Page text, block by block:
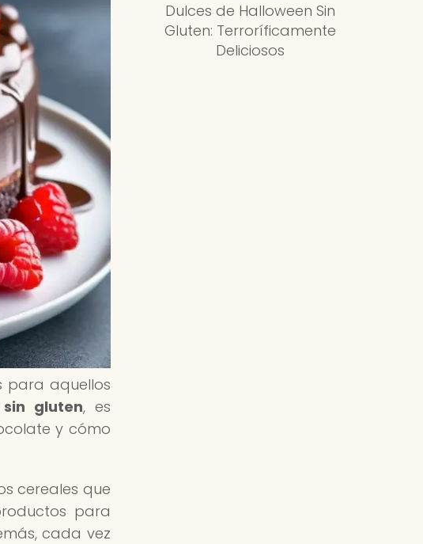
para aquellos
gluten, es
y cómo
cereales que
para
cada vez
Dulces de Halloween Sin
Gluten: Terroríficamente
Deliciosos